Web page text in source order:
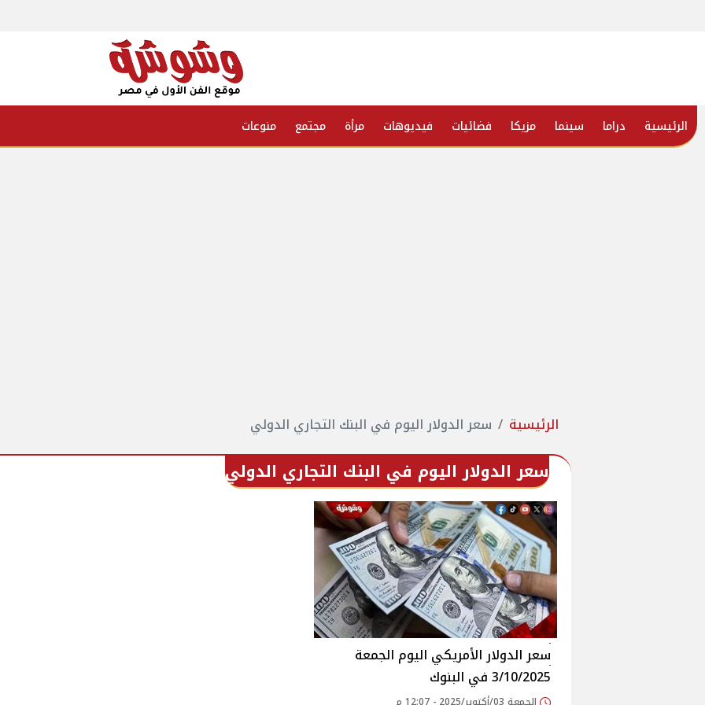
الرئيسية دراما سينما مزيكا فضائيات فيديوهات مرأة مجتمع منوعات
الرئيسية سعر الدولار اليوم في البنك التجاري الدولي
سعر الدولار اليوم في البنك التجاري الدولي
سعر الدولار الأمريكي اليوم الجمعة
3/10/2025 في البنوك